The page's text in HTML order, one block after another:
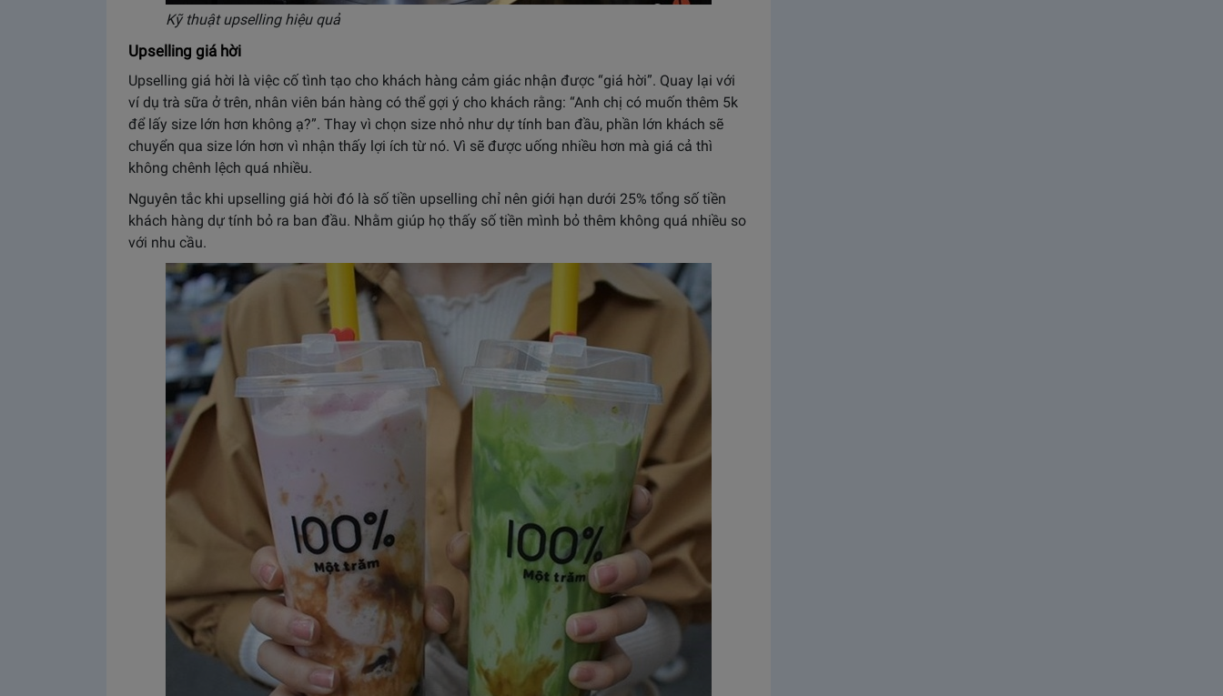
Kỹ thuật upselling hiệu quả
Upselling giá hời
Upselling giá hời là việc cố tình tạo cho khách hàng cảm giác nhận được “giá hời”. Quay lại với
ví dụ trà sữa ở trên, nhân viên bán hàng có thể gợi ý cho khách rằng: “Anh chị có muốn thêm 5k
để lấy size lớn hơn không ạ?”. Thay vì chọn size nhỏ như dự tính ban đầu, phần lớn khách sẽ
chuyển qua size lớn hơn vì nhận thấy lợi ích từ nó. Vì sẽ được uống nhiều hơn mà giá cả thì
không chênh lệch quá nhiều.
Nguyên tắc khi upselling giá hời đó là số tiền upselling chỉ nên giới hạn dưới 25% tổng số tiền
khách hàng dự tính bỏ ra ban đầu. Nhằm giúp họ thấy số tiền mình bỏ thêm không quá nhiều so
với nhu cầu.